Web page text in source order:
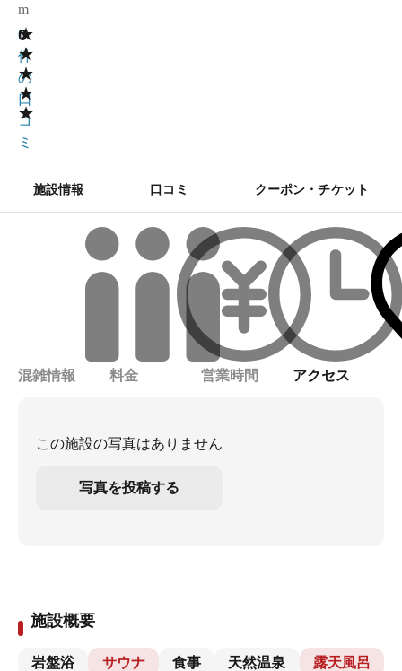
m
★
★
★
★
★
0
0
件
の
口
コ
ミ
施設情報 口コミ クーポン・チケット
混雑情報 料金 営業時間 アクセス
この施設の写真はありません
写真を投稿する
施設概要
岩盤浴 サウナ 食事 天然温泉 露天風呂